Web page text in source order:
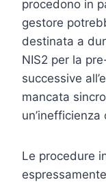
procedono in
gestore
destinata a
NIS2 per la
successive
mancata
Le procedure